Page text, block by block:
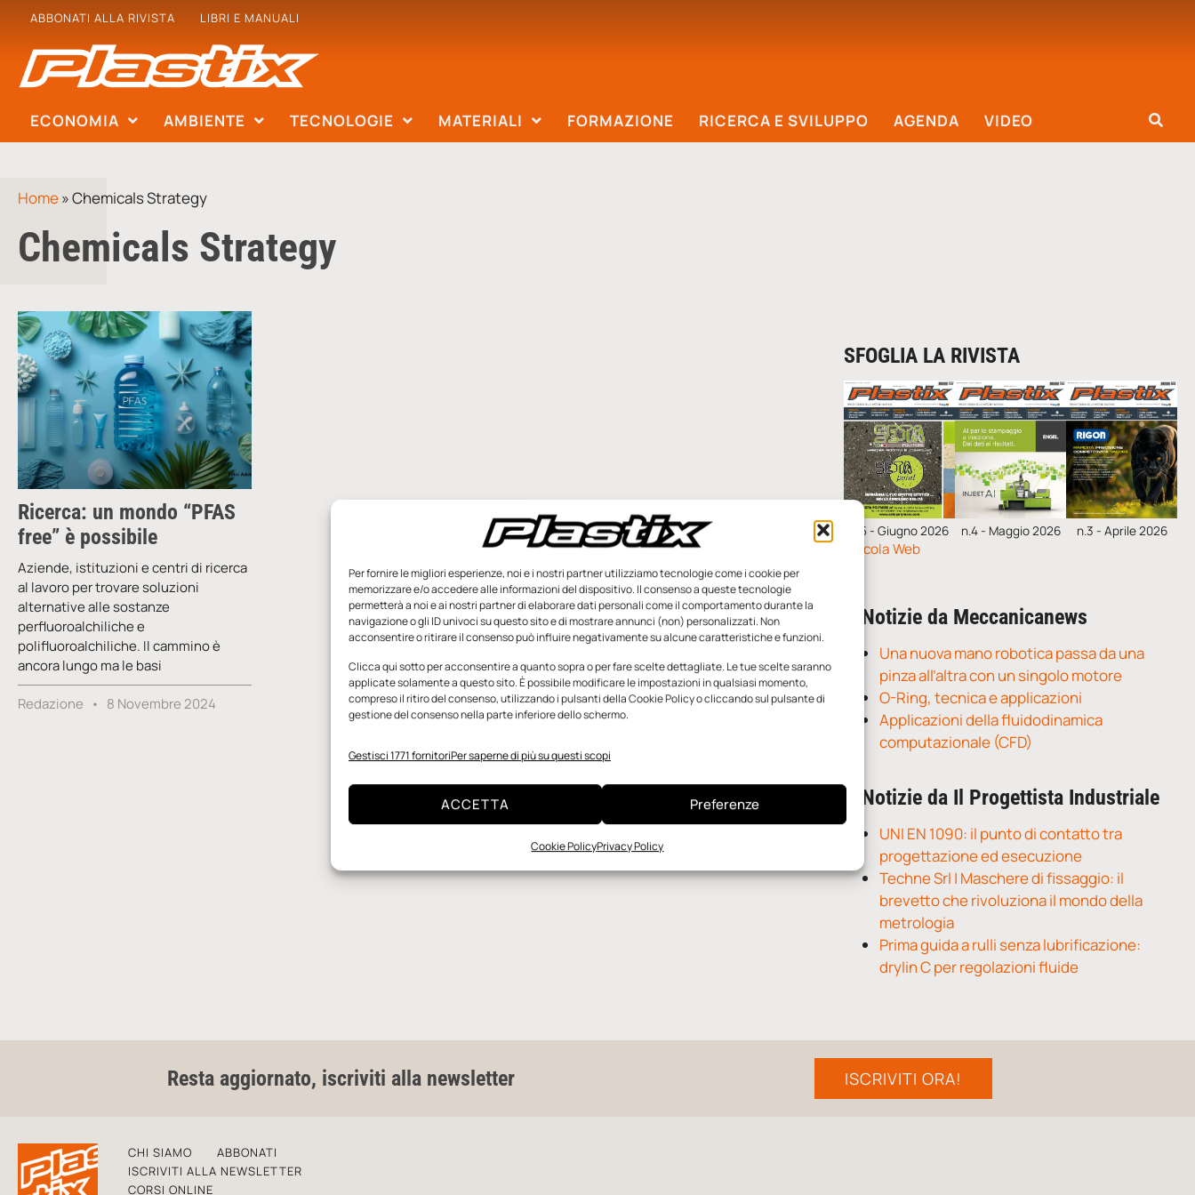
Per fornire le migliori esperienze, noi e i nostri partner utilizziamo tecnologie come i cookie per
memorizzare e/o accedere alle informazioni del dispositivo. Il consenso a queste tecnologie
permetterà a noi e ai nostri partner di elaborare dati personali come il comportamento durante la
navigazione o gli ID univoci su questo sito e di mostrare annunci (non) personalizzati. Non
acconsentire o ritirare il consenso può influire negativamente su alcune caratteristiche e funzioni.
Clicca qui sotto per acconsentire a quanto sopra o per fare scelte dettagliate. Le tue scelte saranno
applicate solamente a questo sito. È possibile modificare le impostazioni in qualsiasi momento,
compreso il ritiro del consenso, utilizzando i pulsanti della Cookie Policy o cliccando sul pulsante di
gestione del consenso nella parte inferiore dello schermo.
Gestisci 1771 fornitoriPer saperne di più su questi scopi
ACCETTA Preferenze
Cookie PolicyPrivacy Policy
ABBONATI ALLA RIVISTA LIBRI E MANUALI
ECONOMIA AMBIENTE TECNOLOGIE MATERIALI FORMAZIONE RICERCA E SVILUPPO AGENDA VIDEO
Home»Chemicals Strategy
Chemicals Strategy
Ricerca: un mondo “PFAS
free” è possibile
Aziende, istituzioni e centri di ricerca
al lavoro per trovare soluzioni
alternative alle sostanze
perfluoroalchiliche e
polifluoroalchiliche. Il cammino è
ancora lungo ma le basi
Redazione 8 Novembre 2024
SFOGLIA LA RIVISTA
n.5 - Giugno 2026 n.4 - Maggio 2026 n.3 - Aprile 2026
Edicola Web
Notizie da Meccanicanews
Una nuova mano robotica passa da una
pinza all’altra con un singolo motore
O-Ring, tecnica e applicazioni
Applicazioni della fluidodinamica
computazionale (CFD)
Notizie da Il Progettista Industriale
UNI EN 1090: il punto di contatto tra
progettazione ed esecuzione
Techne Srl | Maschere di fissaggio: il
brevetto che rivoluziona il mondo della
metrologia
Prima guida a rulli senza lubrificazione:
drylin C per regolazioni fluide
Resta aggiornato, iscriviti alla newsletter ISCRIVITI ORA!
CHI SIAMO
ABBONATI
ISCRIVITI ALLA NEWSLETTER
CORSI ONLINE